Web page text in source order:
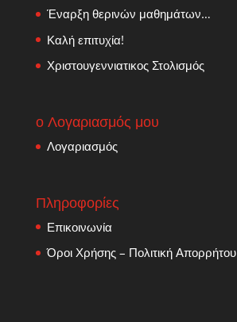
Έναρξη θερινών μαθημάτων…
Καλή επιτυχία!
Χριστουγεννιατικος Στολισμός
ο Λογαριασμός μου
Λογαριασμός
Πληροφορίες
Επικοινωνία
Όροι Χρήσης – Πολιτική Απορρήτου